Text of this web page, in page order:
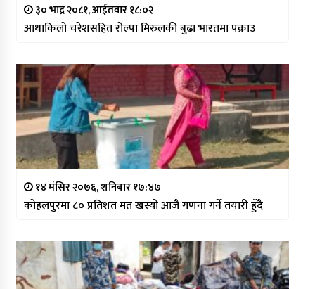
३० भाद्र २०८१, आईतवार १८:०२
आधाकिलो चरेशसहित रोल्पा मिरुलकी बुढा भारतमा पक्राउ
१४ मंसिर २०७६, शनिबार १७:४७
कोहलपुरमा ८० प्रतिशत मत खस्यो आजै गणना गर्ने तयारी हुँदै